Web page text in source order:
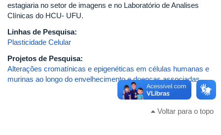
estagiaria no setor de imagens e no Laboratório de Analises
Clínicas do HCU- UFU.
Linhas de Pesquisa:
Plasticidade Celular
Projetos de Pesquisa:
Alterações cromatínicas e epigenéticas em células humanas e
murinas ao longo do envelhecimento e doenças associadas
Voltar para o topo